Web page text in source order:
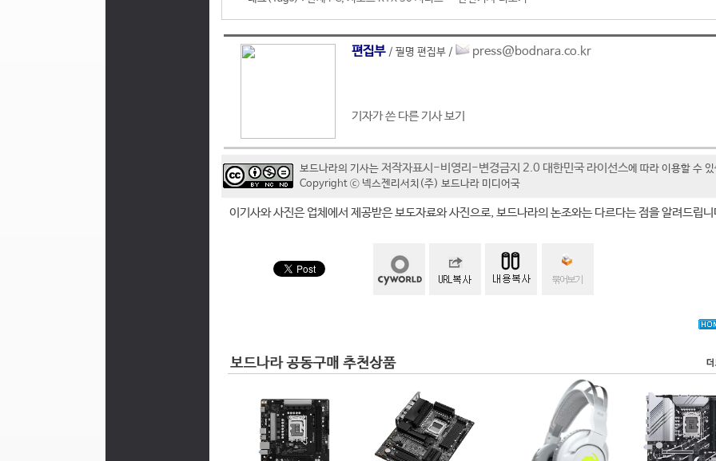
편집부 / 필명 편집부 / press@bodnara.co.kr
기자가 쓴 다른 기사 보기
보드나라의 기사는 저작자표시-비영리-변경금지 2.0 대한민국 라이선스에 따라 이용할 수
Copyright ⓒ 넥스젠리서치(주) 보드나라 미디어국
이기사와 사진은 업체에서 제공받은 보도자료와 사진으로, 보드나라의 논조와는 다르다는 점을 알려드립